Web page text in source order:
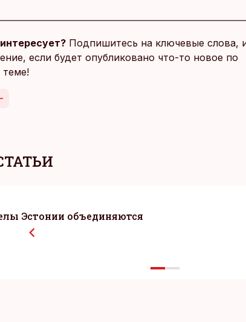
Подпишитесь на ключевые слова,
если будет опубликовано что-то новое по
Эстонии объединяются